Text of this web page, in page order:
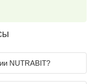
NUTRABIT?